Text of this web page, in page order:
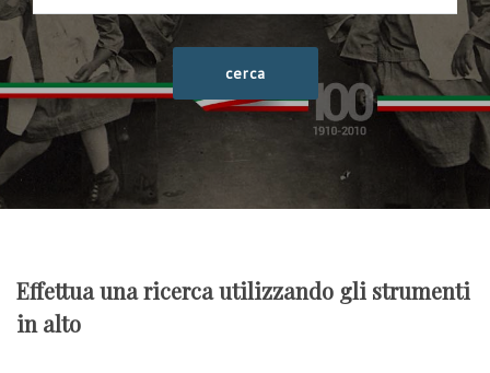
Effettua una ricerca utilizzando gli strumenti
in alto